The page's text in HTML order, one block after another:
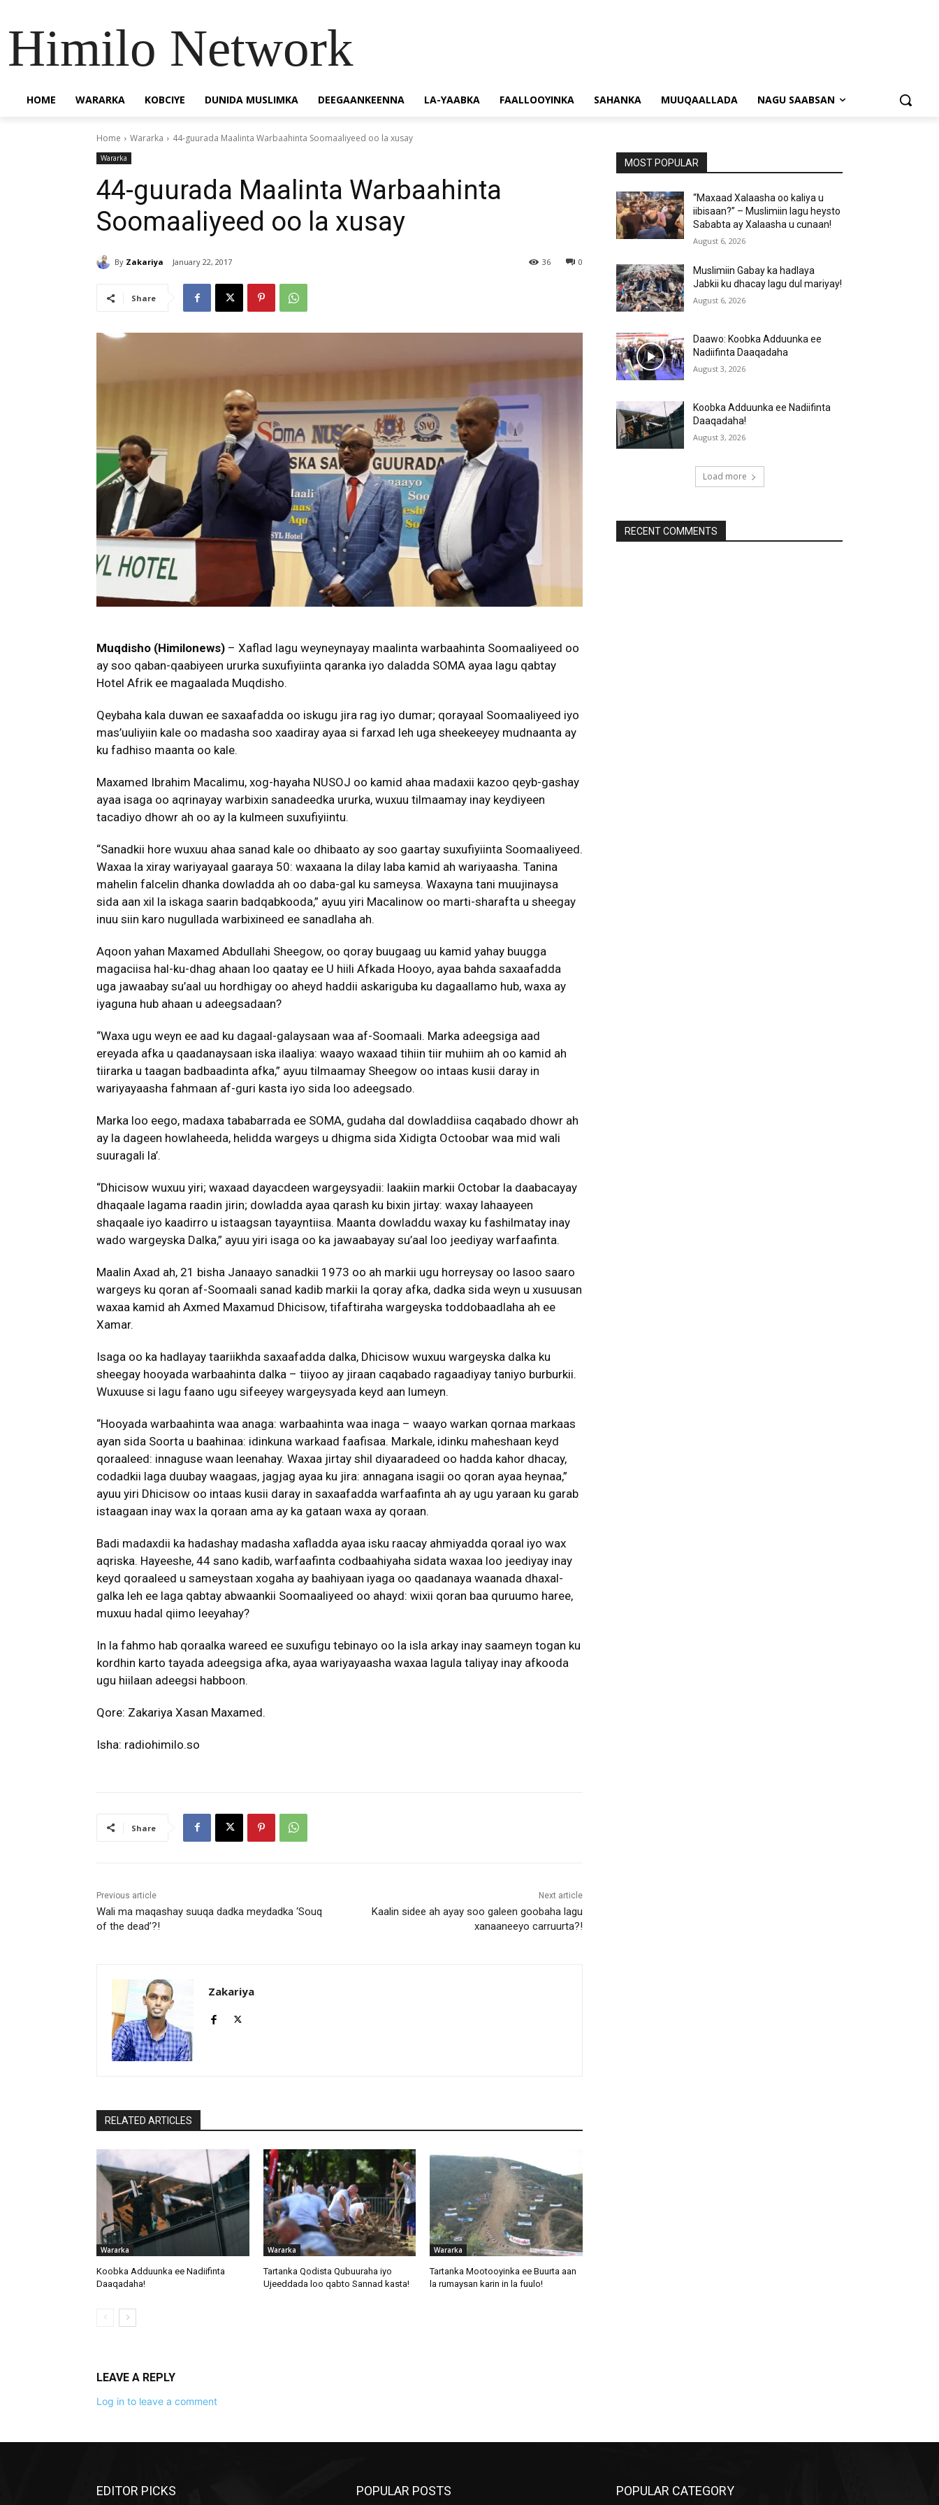
Himilo Network
HOME WARARKA KOBCIYE DUNIDA MUSLIMKA DEEGAANKEENNA LA-YAABKA FAALLOOYINKA SAHANKA MUUQAALLADA NAGU SAABSAN
Home Wararka 44-guurada Maalinta Warbaahinta Soomaaliyeed oo la xusay
Wararka
44-guurada Maalinta Warbaahinta
Soomaaliyeed oo la xusay
By Zakariya January 22, 2017 0
36
Share
Muqdisho (Himilonews) – Xaflad lagu weyneynayay maalinta warbaahinta Soomaaliyeed oo
ay soo qaban-qaabiyeen ururka suxufiyiinta qaranka iyo daladda SOMA ayaa lagu qabtay
Hotel Afrik ee magaalada Muqdisho.
Qeybaha kala duwan ee saxaafadda oo iskugu jira rag iyo dumar; qorayaal Soomaaliyeed iyo
mas’uuliyiin kale oo madasha soo xaadiray ayaa si farxad leh uga sheekeeyey mudnaanta ay
ku fadhiso maanta oo kale.
Maxamed Ibrahim Macalimu, xog-hayaha NUSOJ oo kamid ahaa madaxii kazoo qeyb-gashay
ayaa isaga oo aqrinayay warbixin sanadeedka ururka, wuxuu tilmaamay inay keydiyeen
tacadiyo dhowr ah oo ay la kulmeen suxufiyiintu.
“Sanadkii hore wuxuu ahaa sanad kale oo dhibaato ay soo gaartay suxufiyiinta Soomaaliyeed.
Waxaa la xiray wariyayaal gaaraya 50: waxaana la dilay laba kamid ah wariyaasha. Tanina
mahelin falcelin dhanka dowladda ah oo daba-gal ku sameysa. Waxayna tani muujinaysa
sida aan xil la iskaga saarin badqabkooda,” ayuu yiri Macalinow oo marti-sharafta u sheegay
inuu siin karo nugullada warbixineed ee sanadlaha ah.
Aqoon yahan Maxamed Abdullahi Sheegow, oo qoray buugaag uu kamid yahay buugga
magaciisa hal-ku-dhag ahaan loo qaatay ee U hiili Afkada Hooyo, ayaa bahda saxaafadda
uga jawaabay su’aal uu hordhigay oo aheyd haddii askariguba ku dagaallamo hub, waxa ay
iyaguna hub ahaan u adeegsadaan?
“Waxa ugu weyn ee aad ku dagaal-galaysaan waa af-Soomaali. Marka adeegsiga aad
ereyada afka u qaadanaysaan iska ilaaliya: waayo waxaad tihiin tiir muhiim ah oo kamid ah
tiirarka u taagan badbaadinta afka,” ayuu tilmaamay Sheegow oo intaas kusii daray in
wariyayaasha fahmaan af-guri kasta iyo sida loo adeegsado.
Marka loo eego, madaxa tababarrada ee SOMA, gudaha dal dowladdiisa caqabado dhowr ah
ay la dageen howlaheeda, helidda wargeys u dhigma sida Xidigta Octoobar waa mid wali
suuragali la’.
“Dhicisow wuxuu yiri; waxaad dayacdeen wargeysyadii: laakiin markii Octobar la daabacayay
dhaqaale lagama raadin jirin; dowladda ayaa qarash ku bixin jirtay: waxay lahaayeen
shaqaale iyo kaadirro u istaagsan tayayntiisa. Maanta dowladdu waxay ku fashilmatay inay
wado wargeyska Dalka,” ayuu yiri isaga oo ka jawaabayay su’aal loo jeediyay warfaafinta.
Maalin Axad ah, 21 bisha Janaayo sanadkii 1973 oo ah markii ugu horreysay oo lasoo saaro
wargeys ku qoran af-Soomaali sanad kadib markii la qoray afka, dadka sida weyn u xusuusan
waxaa kamid ah Axmed Maxamud Dhicisow, tifaftiraha wargeyska toddobaadlaha ah ee
Xamar.
Isaga oo ka hadlayay taariikhda saxaafadda dalka, Dhicisow wuxuu wargeyska dalka ku
sheegay hooyada warbaahinta dalka – tiiyoo ay jiraan caqabado ragaadiyay taniyo burburkii.
Wuxuuse si lagu faano ugu sifeeyey wargeysyada keyd aan lumeyn.
“Hooyada warbaahinta waa anaga: warbaahinta waa inaga – waayo warkan qornaa markaas
ayan sida Soorta u baahinaa: idinkuna warkaad faafisaa. Markale, idinku maheshaan keyd
qoraaleed: innaguse waan leenahay. Waxaa jirtay shil diyaaradeed oo hadda kahor dhacay,
codadkii laga duubay waagaas, jagjag ayaa ku jira: annagana isagii oo qoran ayaa heynaa,”
ayuu yiri Dhicisow oo intaas kusii daray in saxaafadda warfaafinta ah ay ugu yaraan ku garab
istaagaan inay wax la qoraan ama ay ka gataan waxa ay qoraan.
Badi madaxdii ka hadashay madasha xafladda ayaa isku raacay ahmiyadda qoraal iyo wax
aqriska. Hayeeshe, 44 sano kadib, warfaafinta codbaahiyaha sidata waxaa loo jeediyay inay
keyd qoraaleed u sameystaan xogaha ay baahiyaan iyaga oo qaadanaya waanada dhaxal-
galka leh ee laga qabtay abwaankii Soomaaliyeed oo ahayd: wixii qoran baa quruumo haree,
muxuu hadal qiimo leeyahay?
In la fahmo hab qoraalka wareed ee suxufigu tebinayo oo la isla arkay inay saameyn togan ku
kordhin karto tayada adeegsiga afka, ayaa wariyayaasha waxaa lagula taliyay inay afkooda
ugu hiilaan adeegsi habboon.
Qore: Zakariya Xasan Maxamed.
Isha: radiohimilo.so
Share
Previous article
Wali ma maqashay suuqa dadka meydadka ‘Souq
of the dead’?!
Next article
Kaalin sidee ah ayay soo galeen goobaha lagu
xanaaneeyo carruurta?!
Zakariya
RELATED ARTICLES
Wararka
Koobka Adduunka ee Nadiifinta
Daaqadaha!
Wararka
Tartanka Qodista Qubuuraha iyo
Ujeeddada loo qabto Sannad kasta!
Wararka
Tartanka Mootooyinka ee Buurta aan
la rumaysan karin in la fuulo!
LEAVE A REPLY
Log in to leave a comment
MOST POPULAR
“Maxaad Xalaasha oo kaliya u
iibisaan?” – Muslimiin lagu heysto
Sababta ay Xalaasha u cunaan!
August 6, 2026
Muslimiin Gabay ka hadlaya
Jabkii ku dhacay lagu dul mariyay!
August 6, 2026
Daawo: Koobka Adduunka ee
Nadiifinta Daaqadaha
August 3, 2026
Koobka Adduunka ee Nadiifinta
Daaqadaha!
August 3, 2026
Load more
RECENT COMMENTS
EDITOR PICKS POPULAR POSTS POPULAR CATEGORY